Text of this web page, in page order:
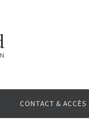
CONTACT & ACCÈS